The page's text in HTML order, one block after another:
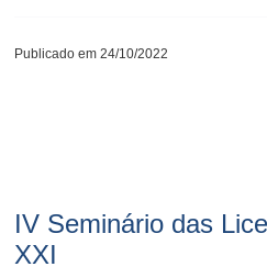
Publicado em 24/10/2022
IV Seminário das
XXI